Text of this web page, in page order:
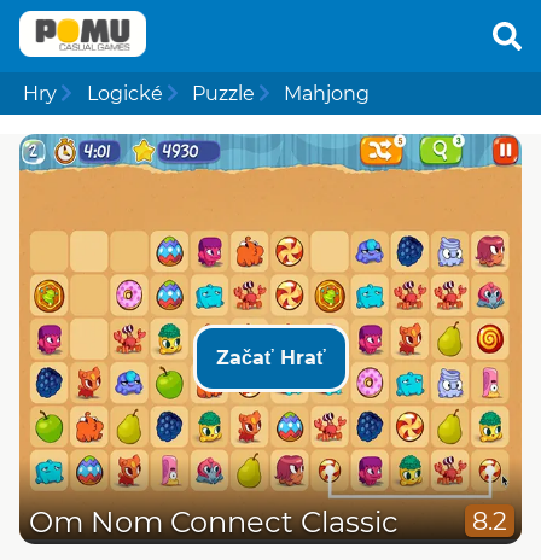
Hry Logické Puzzle Mahjong
Začať Hrať
Om Nom Connect Classic 8.2